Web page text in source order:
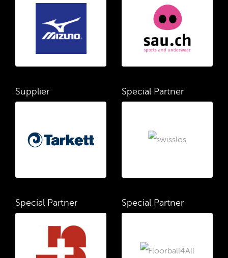
Supplier Special Partner
Special Partner Special Partner